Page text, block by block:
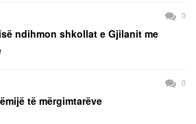
0
ndihmon shkollat e Gjilanit me
0
të mërgimtarëve